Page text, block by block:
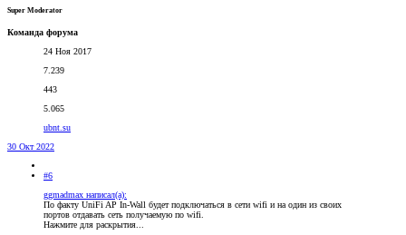
Super Moderator
Команда форума
24 Ноя 2017
7.239
443
5.065
ubnt.su
30 Окт 2022
#6
ggmadmax написал(а):
По факту UniFi AP In-Wall будет подключаться в сети wifi и на один из своих
портов отдавать сеть получаемую по wifi.
Нажмите для раскрытия...